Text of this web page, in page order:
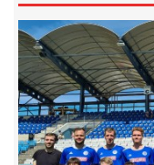
ARCHÍV
DOTACE